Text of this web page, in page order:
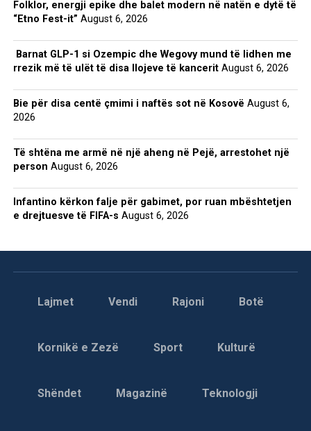
Folklor, energji epike dhe balet modern në natën e dytë të
“Etno Fest-it” August 6, 2026
Barnat GLP-1 si Ozempic dhe Wegovy mund të lidhen me
rrezik më të ulët të disa llojeve të kancerit August 6, 2026
Bie për disa centë çmimi i naftës sot në Kosovë August 6,
2026
Të shtëna me armë në një aheng në Pejë, arrestohet një
person August 6, 2026
Infantino kërkon falje për gabimet, por ruan mbështetjen
e drejtuesve të FIFA-s August 6, 2026
Lajmet Vendi Rajoni Botë
Kornikë e Zezë Sport Kulturë
Shëndet Magazinë Teknologji